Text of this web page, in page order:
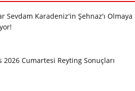
Sevdam Karadeniz'in Şehnaz'ı Olmaya
2026 Cumartesi Reyting Sonuçları